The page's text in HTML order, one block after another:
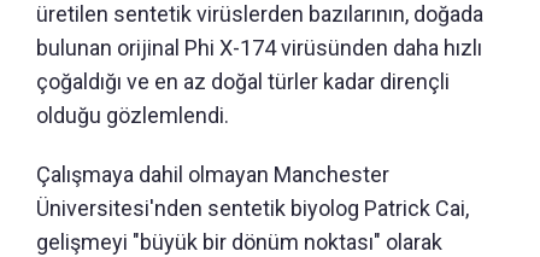
üretilen sentetik virüslerden bazılarının, doğada
bulunan orijinal Phi X-174 virüsünden daha hızlı
çoğaldığı ve en az doğal türler kadar dirençli
olduğu gözlemlendi.
Çalışmaya dahil olmayan Manchester
Üniversitesi'nden sentetik biyolog Patrick Cai,
gelişmeyi "büyük bir dönüm noktası" olarak